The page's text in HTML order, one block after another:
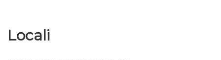
Locali